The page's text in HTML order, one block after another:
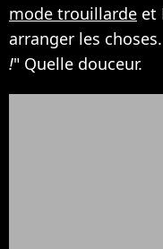
mode trouillarde et
arranger les
!" Quelle douceur.